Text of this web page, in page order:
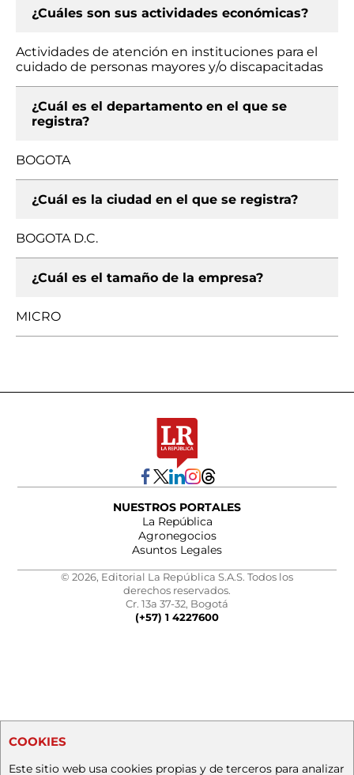
¿Cuáles son sus actividades económicas?
Actividades de atención en instituciones para el
cuidado de personas mayores y/o discapacitadas
¿Cuál es el departamento en el que se
registra?
BOGOTA
¿Cuál es la ciudad en el que se registra?
BOGOTA D.C.
¿Cuál es el tamaño de la empresa?
MICRO
NUESTROS PORTALES
La República
Agronegocios
Asuntos Legales
© 2026, Editorial La República S.A.S. Todos los
derechos reservados.
Cr. 13a 37-32, Bogotá
(+57) 1 4227600
COOKIES
Este sitio web usa cookies propias y de terceros para analizar